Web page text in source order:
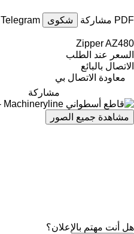
PDF مشاركة شكوى Telegram
Zipper AZ480
السعر عند الطلب
الاتصال بالبائع
معاودة الاتصال بي
مشاركة
مشاهدة جميع الصور
هل أنت مهتم بالإعلان؟